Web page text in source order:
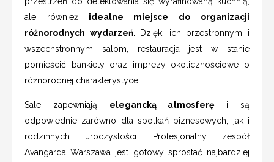
ale równieżidealne miejsce do organizacji
różnorodnych wydarzeń.
Dzięki ich przestronnym i
wszechstronnym salom, restauracja jest w stanie
pomieścić bankiety oraz imprezy okolicznościowe o
różnorodnej charakterystyce.
Sale zapewniają elegancką atmosferę i są
odpowiednie zarówno dla spotkań biznesowych, jak i
rodzinnych uroczystości. Profesjonalny zespół
Avangarda Warszawa jest gotowy sprostać najbardziej